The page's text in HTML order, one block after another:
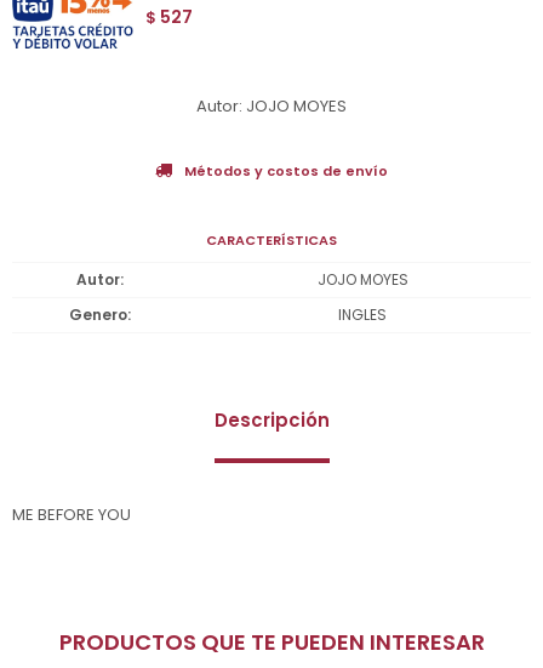
$ 527
Autor: JOJO MOYES
Métodos y costos de envío
CARACTERÍSTICAS
Autor
JOJO MOYES
Genero
INGLES
Descripción
ME BEFORE YOU
PRODUCTOS QUE TE PUEDEN INTERESAR